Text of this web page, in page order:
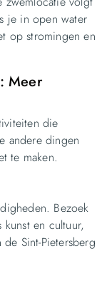
je in open water
op stromingen en
Meer
die
andere dingen
te maken.
Bezoek
kunst en cultuur,
Sint-Pietersberg